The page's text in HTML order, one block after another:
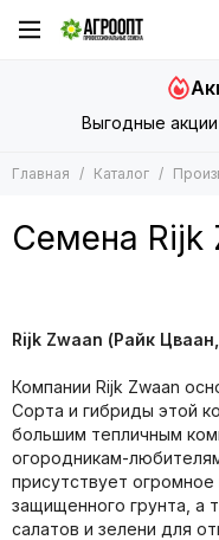
Производители
Seminis
Vilmorin
De Ruiter Seeds
Hazera
Takii
Nunhems
Гавриш
Joy Seeds
May Seed
Выгодные
Главная Каталог
Семена Rijk
Rijk Zwaan (Райк
Компании Rijk Zwaan
Сорта и гибриды этой
большим тепличным
огородникам-
присутствует
защищенного грунта, а
салатов и зелени для